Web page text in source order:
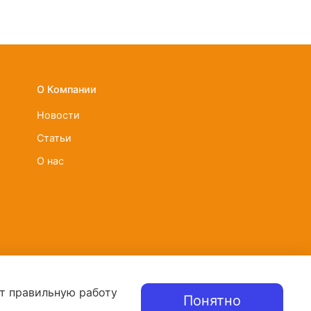
О Компании
Новости
Статьи
О нас
правильную работу
Понятно